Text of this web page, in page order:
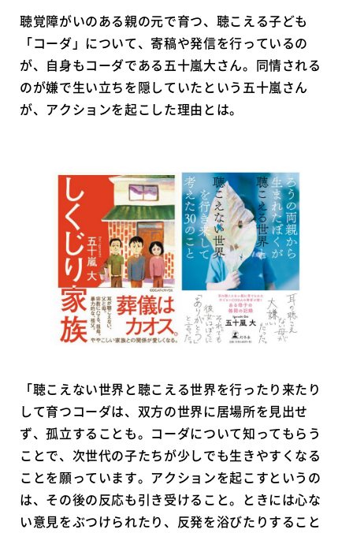
聴覚障がいのある親の元で育つ、聴こえる子ども
「コーダ」について、寄稿や発信を行っているの
が、自身もコーダである五十嵐大さん。同情される
のが嫌で生い立ちを隠していたという五十嵐さん
が、アクションを起こした理由とは。
「聴こえない世界と聴こえる世界を行ったり来たり
して育つコーダは、双方の世界に居場所を見出せ
ず、孤立することも。コーダについて知ってもらう
ことで、次世代の子たちが少しでも生きやすくなる
ことを願っています。アクションを起こすというの
は、その後の反応も引き受けること。ときには心な
い意見をぶつけられたり、反発を浴びたりすること